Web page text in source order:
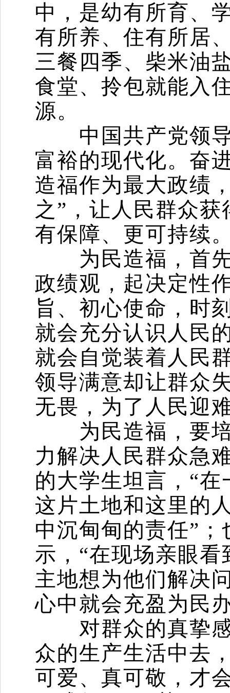
中，是幼有所育、
有所养、住有所居
三餐四季、柴米油
食堂、拎包就能入
源。
中国共产党领导
富裕的现代化。奋
造福作为最大政绩
之”，让人民群众
有保障、更可持续
为民造福，首先
政绩观，起决定性
旨、初心使命，时
就会充分认识人民
就会自觉装着人民
领导满意却让群众
无畏，为了人民迎
为民造福，要培
力解决人民群众急
的大学生坦言，“
这片土地和这里的
中沉甸甸的责任”
示，“在现场亲眼
主地想为他们解决
心中就会充盈为民
对群众的真挚感
众的生产生活中去
可爱、真可敬，才